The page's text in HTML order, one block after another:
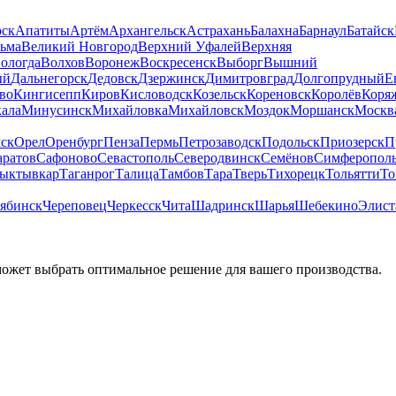
АпатитыАртёмАрхангельскАстраханьБалахнаБарнаулБатайск
Великий НовгородВерхний УфалейВерхняя
ВолховВоронежВоскресенскВыборгВышний
ДальнегорскДедовскДзержинскДимитровградДолгопрудный
КингисеппКировКисловодскКозельскКореновскКоролёв
МинусинскМихайловкаМихайловскМоздокМоршанск
ОрелОренбургПензаПермьПетрозаводскПодольскПриозерск
СафоновоСевастопольСеверодвинскСемёнов
ТаганрогТалицаТамбовТараТверьТихорецкТольятти
ЧереповецЧеркесскЧитаШадринскШарьяШебекино
выбрать оптимальное решение для вашего производства.